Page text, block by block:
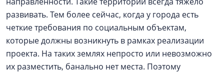
развивать. Тем более сейчас, когда у города есть
четкие требования по социальным объектам,
которые должны возникнуть в рамках реализации
проекта. На таких землях непросто или невозможно
их разместить, банально нет места. Поэтому